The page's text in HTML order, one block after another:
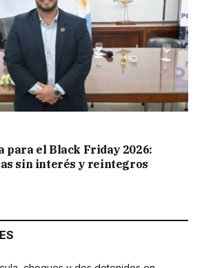
para el Black Friday 2026:
sin interés y reintegros